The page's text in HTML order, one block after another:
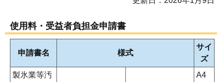
使用料・受益者負担金申請書
申請書名 様式
サイ
ズ
製氷業等汚
A4